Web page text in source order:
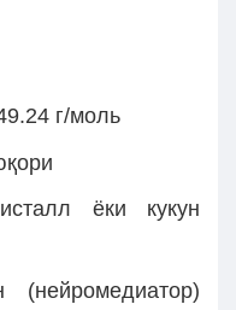
г/моль
ёки кукун